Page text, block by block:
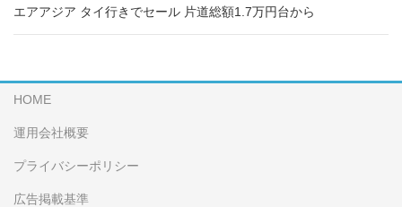
エアアジア タイ行きでセール 片道総額1.7万円台から
HOME
運用会社概要
プライバシーポリシー
広告掲載基準